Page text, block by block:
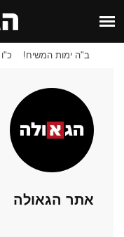
ב"ה ימות המשיח! כ"ו
אתר הגאולה